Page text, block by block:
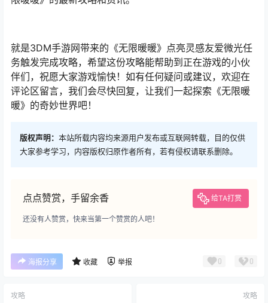
就是3DM手游网带来的《无限暖暖》点亮灵感友爱微光任
务触发完成攻略，希望这份攻略能帮助到正在游戏的小伙
伴们，祝愿大家游戏愉快！如有任何疑问或建议，欢迎在
评论区留言，我们会尽快回复，让我们一起探索《无限暖
暖》的奇妙世界吧！
版权声明： 本站所载内容均来源用户发布或互联网转载，目的仅供
大家参考学习，内容版权归原作者所有，若有侵权请联系删除。
点点赞赏，手留余香 给TA打赏
还没有人赞赏，快来当第一个赞赏的人吧！
海报分享 收藏 举报 0 0
攻略 攻略